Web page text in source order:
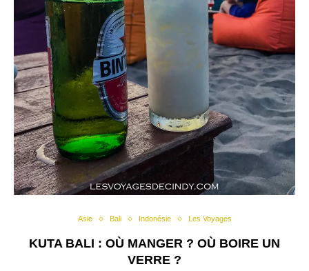
Asie Bali Indonésie Les Voyages
KUTA BALI : OÙ MANGER ? OÙ BOIRE UN
VERRE ?